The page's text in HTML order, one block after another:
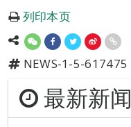
列印本页
NEWS-1-5-617475
最新新闻